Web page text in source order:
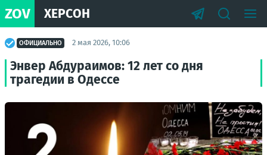
ZOV ХЕРСОН
ОФИЦИАЛЬНО 2 мая 2026, 10:06
Энвер Абдураимов: 12 лет со дня
трагедии в Одессе